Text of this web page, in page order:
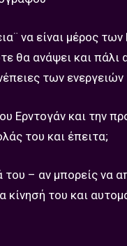
να είναι μέρος
θα ανάψει και πάλι
των
Ερντογάν και την
του και έπειτα;
– αν μπορείς να
κίνησή του και